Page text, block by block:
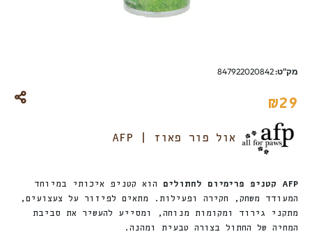
מק"ט:847922020842
₪29
אול פור פאוז | AFP
AFP קטניפ פרימיום לחתולים
הוא קטניפ איכותי במיוחד
המעודד משחק, חקירה ופעילות. מתאים לפיזור על צעצועים,
מתקני גירוד ומקומות מנוחה, ומסייע להעשיר את סביבת
המחיה של החתול בצורה טבעית ומהנה.